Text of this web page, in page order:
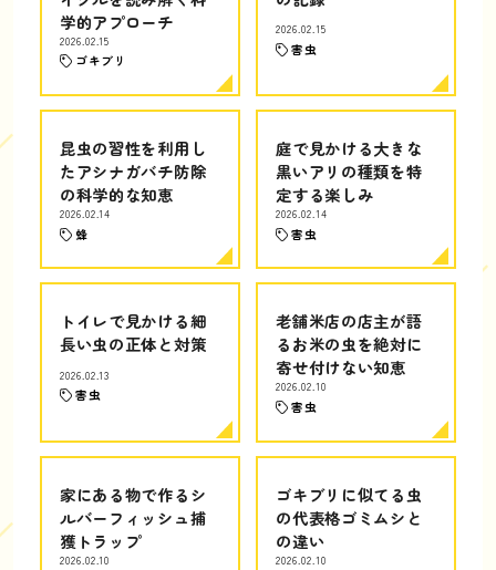
学的アプローチ
2026.02.15
ゴキブリ
2026.02.15
害虫
昆虫の習性を利用し
たアシナガバチ防除
の科学的な知恵
2026.02.14
蜂
庭で見かける大きな
黒いアリの種類を特
定する楽しみ
2026.02.14
害虫
トイレで見かける細
長い虫の正体と対策
2026.02.13
害虫
老舗米店の店主が語
るお米の虫を絶対に
寄せ付けない知恵
2026.02.10
害虫
家にある物で作るシ
ルバーフィッシュ捕
獲トラップ
2026.02.10
ゴキブリに似てる虫
の代表格ゴミムシと
の違い
2026.02.10